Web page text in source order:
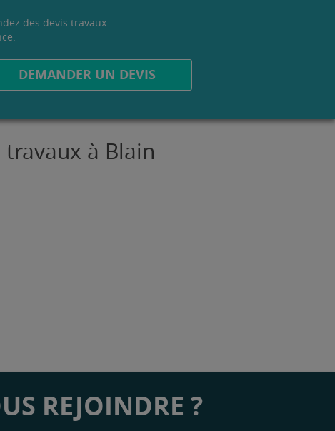
des devis travaux
DEMANDER UN DEVIS
à Blain
REJOINDRE ?